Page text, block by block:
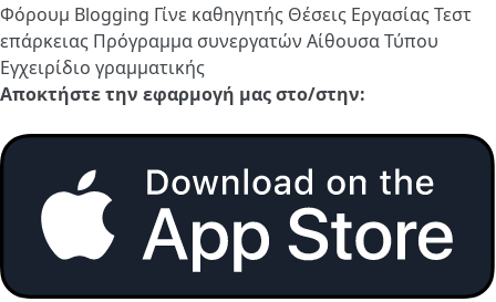
Φόρουμ Blogging Γίνε καθηγητής Θέσεις ΕργασίαςΤεστ
επάρκειας Πρόγραμμα συνεργατών Αίθουσα Τύπου
Εγχειρίδιο γραμματικής
Αποκτήστε την εφαρμογή μας στο/στην: